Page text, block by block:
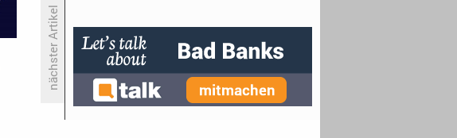
nächster Artikel